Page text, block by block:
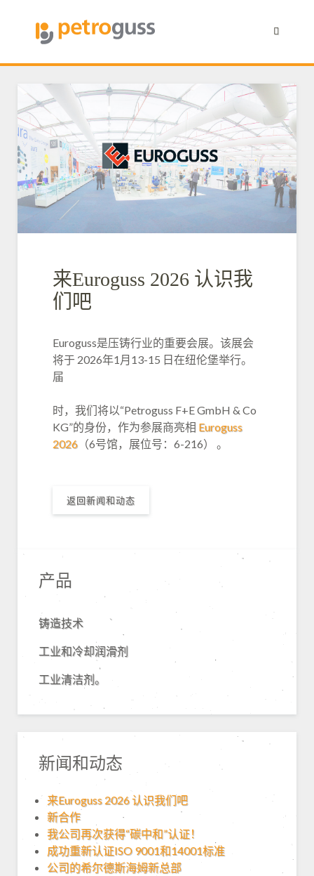
来Euroguss 2026 认识我
们吧
Euroguss是压铸行业的重要会展。该展会
将于 2026年1月13-15 日在纽伦堡举行。
届
时，我们将以“Petroguss F+E GmbH & Co
KG”的身份，作为参展商亮相 Euroguss
2026 （6号馆，展位号：6-216） 。
返回新闻和动态
产品
铸造技术
工业和冷却润滑剂
工业清洁剂。
新闻和动态
来Euroguss 2026 认识我们吧
新合作
我公司再次获得“碳中和”认证！
成功重新认证ISO 9001和14001标准
公司的希尔德斯海姆新总部